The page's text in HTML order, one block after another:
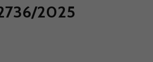
2025